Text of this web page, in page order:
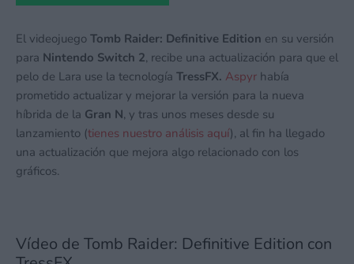
El videojuego Tomb Raider: Definitive Edition en su versión
para Nintendo Switch 2, recibe una actualización para que el
pelo de Lara use la tecnología TressFX. Aspyr había
prometido actualizar y mejorar la versión para la nueva
híbrida de la Gran N, y tras unos meses desde su
lanzamiento (tienes nuestro análisis aquí), al fin ha llegado
una actualización que mejora algo relacionado con los
gráficos.
Vídeo de Tomb Raider: Definitive Edition con